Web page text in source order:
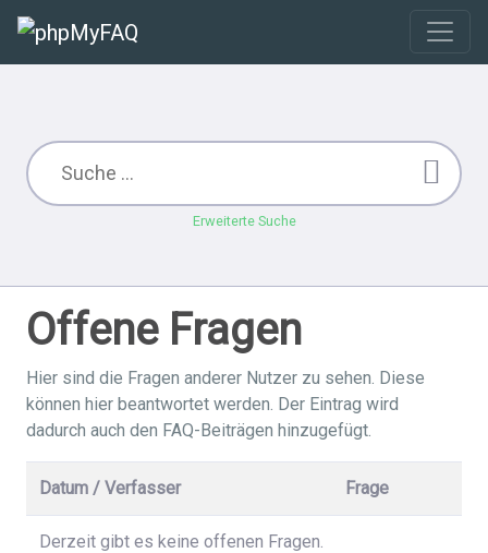
Erweiterte Suche
Offene Fragen
Hier sind die Fragen anderer Nutzer zu sehen. Diese
können hier beantwortet werden. Der Eintrag wird
dadurch auch den FAQ-Beiträgen hinzugefügt.
Datum / Verfasser Frage
Derzeit gibt es keine offenen Fragen.